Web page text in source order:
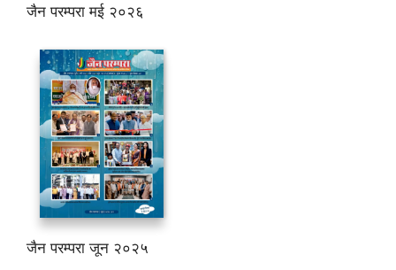
जैन परम्परा मई २०२६
जैन परम्परा जून २०२५